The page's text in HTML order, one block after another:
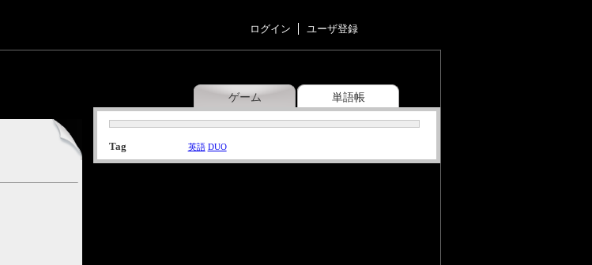
ログイン ユーザ登録
ゲーム 単語帳
Tag 英語 DUO